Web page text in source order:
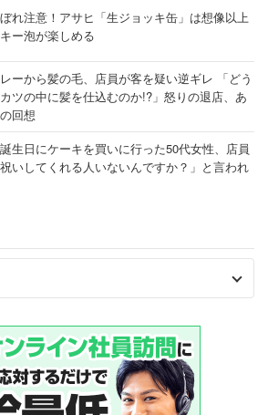
れ注意！アサヒ「生ジョッキ缶」は想像以上
ー泡が楽しめる
ーから髪の毛、店員が客を疑い逆ギレ 「どう
ツの中に髪を仕込むのか!?」怒りの退店、あ
回想
生日にケーキを買いに行った50代女性、店員
いしてくれる人いないんですか？」と言われ